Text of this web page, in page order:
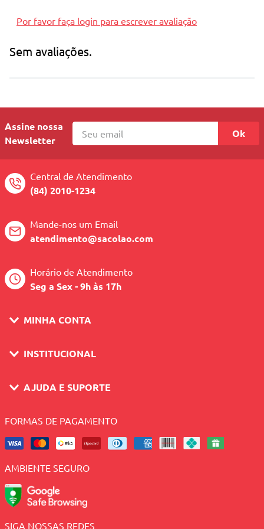
Por favor faça login para escrever avaliação
Sem avaliações.
Assine nossa
Newsletter
Ok
Central de Atendimento
(84) 2010-1234
Mande-nos um Email
atendimento@sacolao.com
Horário de Atendimento
Seg a Sex - 9h às 17h
MINHA CONTA
INSTITUCIONAL
AJUDA E SUPORTE
FORMAS DE PAGAMENTO
AMBIENTE SEGURO
SIGA NOSSAS REDES